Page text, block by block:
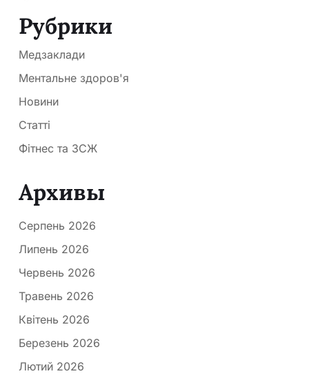
Рубрики
Медзаклади
Ментальне здоров'я
Новини
Статті
Фітнес та ЗСЖ
Архивы
Серпень 2026
Липень 2026
Червень 2026
Травень 2026
Квітень 2026
Березень 2026
Лютий 2026